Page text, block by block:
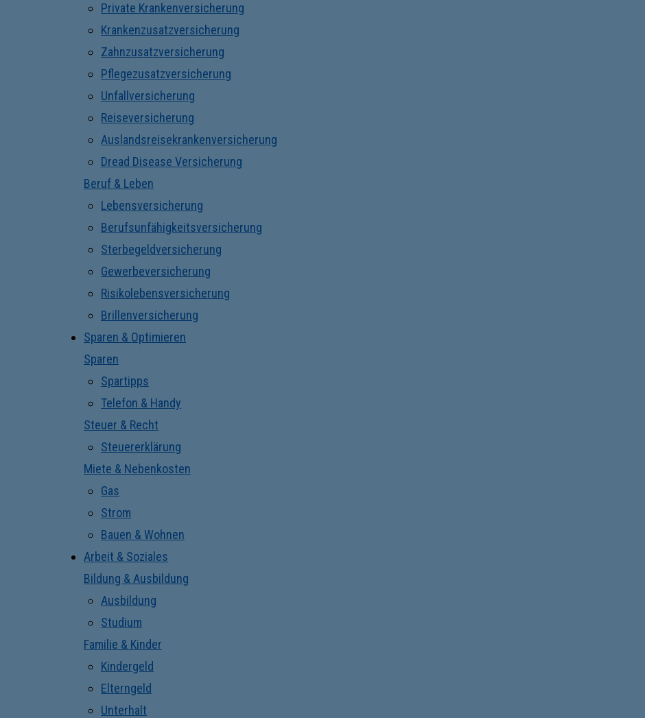
Private Krankenversicherung
Krankenzusatzversicherung
Zahnzusatzversicherung
Pflegezusatzversicherung
Unfallversicherung
Reiseversicherung
Auslandsreisekrankenversicherung
Dread Disease Versicherung
Beruf & Leben
Lebensversicherung
Berufsunfähigkeitsversicherung
Sterbegeldversicherung
Gewerbeversicherung
Risikolebensversicherung
Brillenversicherung
Sparen & Optimieren
Sparen
Spartipps
Telefon & Handy
Steuer & Recht
Steuererklärung
Miete & Nebenkosten
Gas
Strom
Bauen & Wohnen
Arbeit & Soziales
Bildung & Ausbildung
Ausbildung
Studium
Familie & Kinder
Kindergeld
Elterngeld
Unterhalt